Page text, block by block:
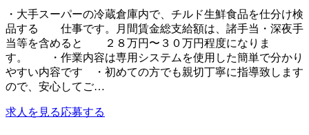
・大手スーパーの冷蔵倉庫内で、チルド生鮮食品を仕分け検
品する 仕事です。月間賃金総支給額は、諸手当・深夜手
当等を含めると ２８万円〜３０万円程度になりま
す。 ・作業内容は専用システムを使用した簡単で分かり
やすい内容です ・初めての方でも親切丁寧に指導致します
ので、安心してご…
求人を見る応募する